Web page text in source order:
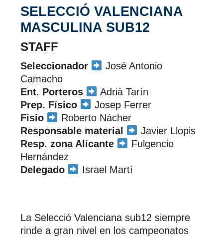
SELECCIÓ VALENCIANA
MASCULINA SUB12
STAFF
Seleccionador
José Antonio
Camacho
Ent. Porteros
Adrià Tarín
Prep. Físico
Josep Ferrer
Fisio
Roberto Nácher
Responsable material
Javier Llopis
Resp. zona Alicante
Fulgencio
Hernández
Delegado
Israel Martí
La Selecció Valenciana sub12 siempre
rinde a gran nivel en los campeonatos